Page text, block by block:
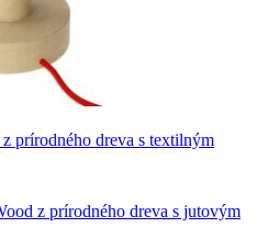
prírodného dreva s textilným